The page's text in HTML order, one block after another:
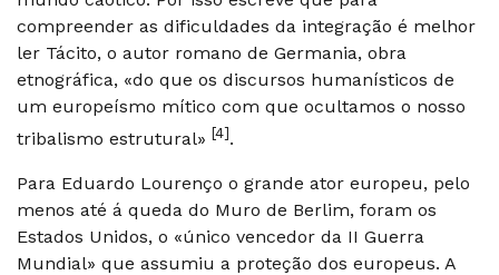
compreender as dificuldades da integração é melhor
ler Tácito, o autor romano de Germania, obra
etnográfica, «do que os discursos humanísticos de
um europeísmo mítico com que ocultamos o nosso
tribalismo estrutural» [4].
Para Eduardo Lourenço o grande ator europeu, pelo
menos até á queda do Muro de Berlim, foram os
Estados Unidos, o «único vencedor da II Guerra
Mundial» que assumiu a proteção dos europeus. A